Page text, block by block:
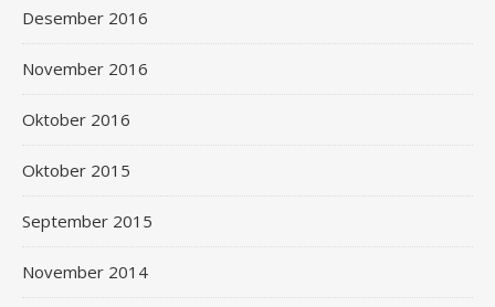
Desember 2016
November 2016
Oktober 2016
Oktober 2015
September 2015
November 2014